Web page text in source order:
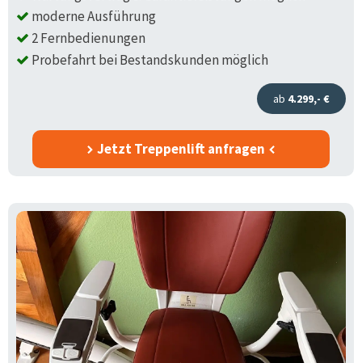
moderne Ausführung
2 Fernbedienungen
Probefahrt bei Bestandskunden möglich
ab 4.299,- €
Jetzt Treppenlift anfragen